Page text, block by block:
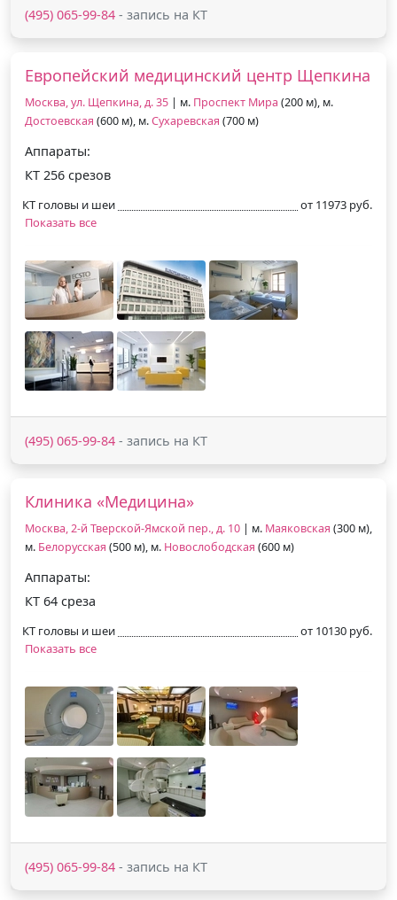
(495) 065-99-84 - запись на КТ
Европейский медицинский центр Щепкина
Москва, ул. Щепкина, д. 35 | м. Проспект Мира (200 м), м.
Достоевская (600 м), м.Сухаревская (700 м)
Аппараты:
КТ 256 срезов
КТ головы и шеи
от 11973 руб.
Показать все
(495) 065-99-84 - запись на КТ
Клиника «Медицина»
Москва, 2-й Тверской-Ямской пер., д. 10 | м. Маяковская (300 м),
м. Белорусская (500 м), м. Новослободская (600 м)
Аппараты:
КТ 64 среза
КТ головы и шеи
от 10130 руб.
Показать все
(495) 065-99-84 - запись на КТ